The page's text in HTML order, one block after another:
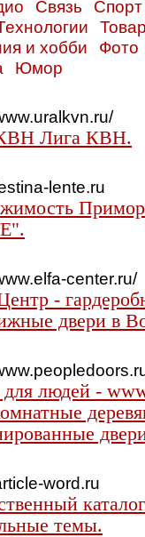
Связь
и хобби
Фото
Юмор
Лига КВН.
lente.ru
center.ru/
-
двери в
для людей -
word.ru
темы.